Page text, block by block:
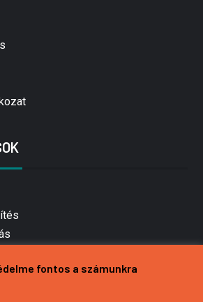
fontos a számunkra